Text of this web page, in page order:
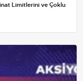
Limitlerini ve Çoklu